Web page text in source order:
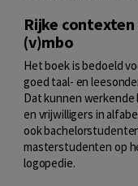
Rijke
(v)mbo
Het boek is bedoeld
goed taal- en
Dat kunnen
en vrijwilligers in
ook
masterstudenten op
logopedie.